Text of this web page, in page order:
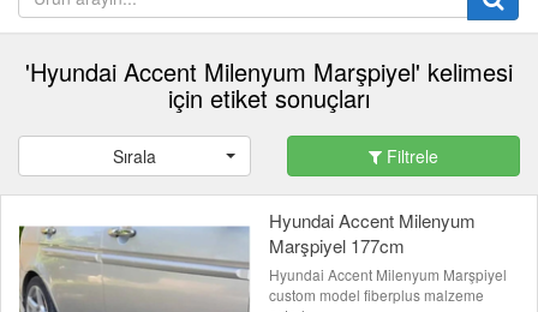
'Hyundai Accent Milenyum Marşpiyel' kelimesi
için etiket sonuçları
Sırala Filtrele
Hyundai Accent Milenyum
Marşpiyel 177cm
Hyundai Accent Milenyum Marşpiyel
custom model fiberplus malzeme